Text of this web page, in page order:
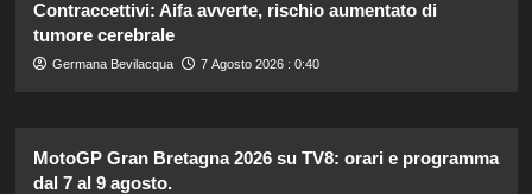
Contraccettivi: Aifa avverte, rischio aumentato di
tumore cerebrale
Germana Bevilacqua 7 Agosto 2026 : 0:40
MotoGP Gran Bretagna 2026 su TV8: orari e programma
dal 7 al 9 agosto.